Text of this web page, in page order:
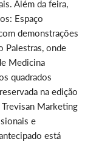
Além da feira,
Espaço
demonstrações
Palestras, onde
Medicina
quadrados
na edição
Marketing
e
está